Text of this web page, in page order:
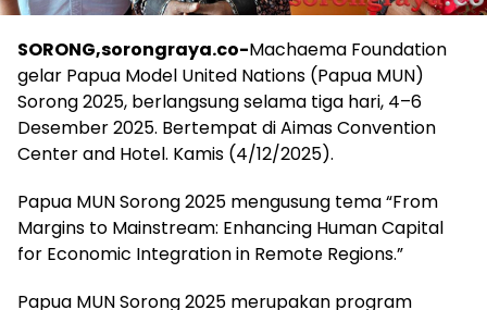
SORONG,sorongraya.co-Machaema Foundation
gelar Papua Model United Nations (Papua MUN)
Sorong 2025, berlangsung selama tiga hari, 4–6
Desember 2025. Bertempat di Aimas Convention
Center and Hotel. Kamis (4/12/2025).
Papua MUN Sorong 2025 mengusung tema “From
Margins to Mainstream: Enhancing Human Capital
for Economic Integration in Remote Regions.”
Papua MUN Sorong 2025 merupakan program